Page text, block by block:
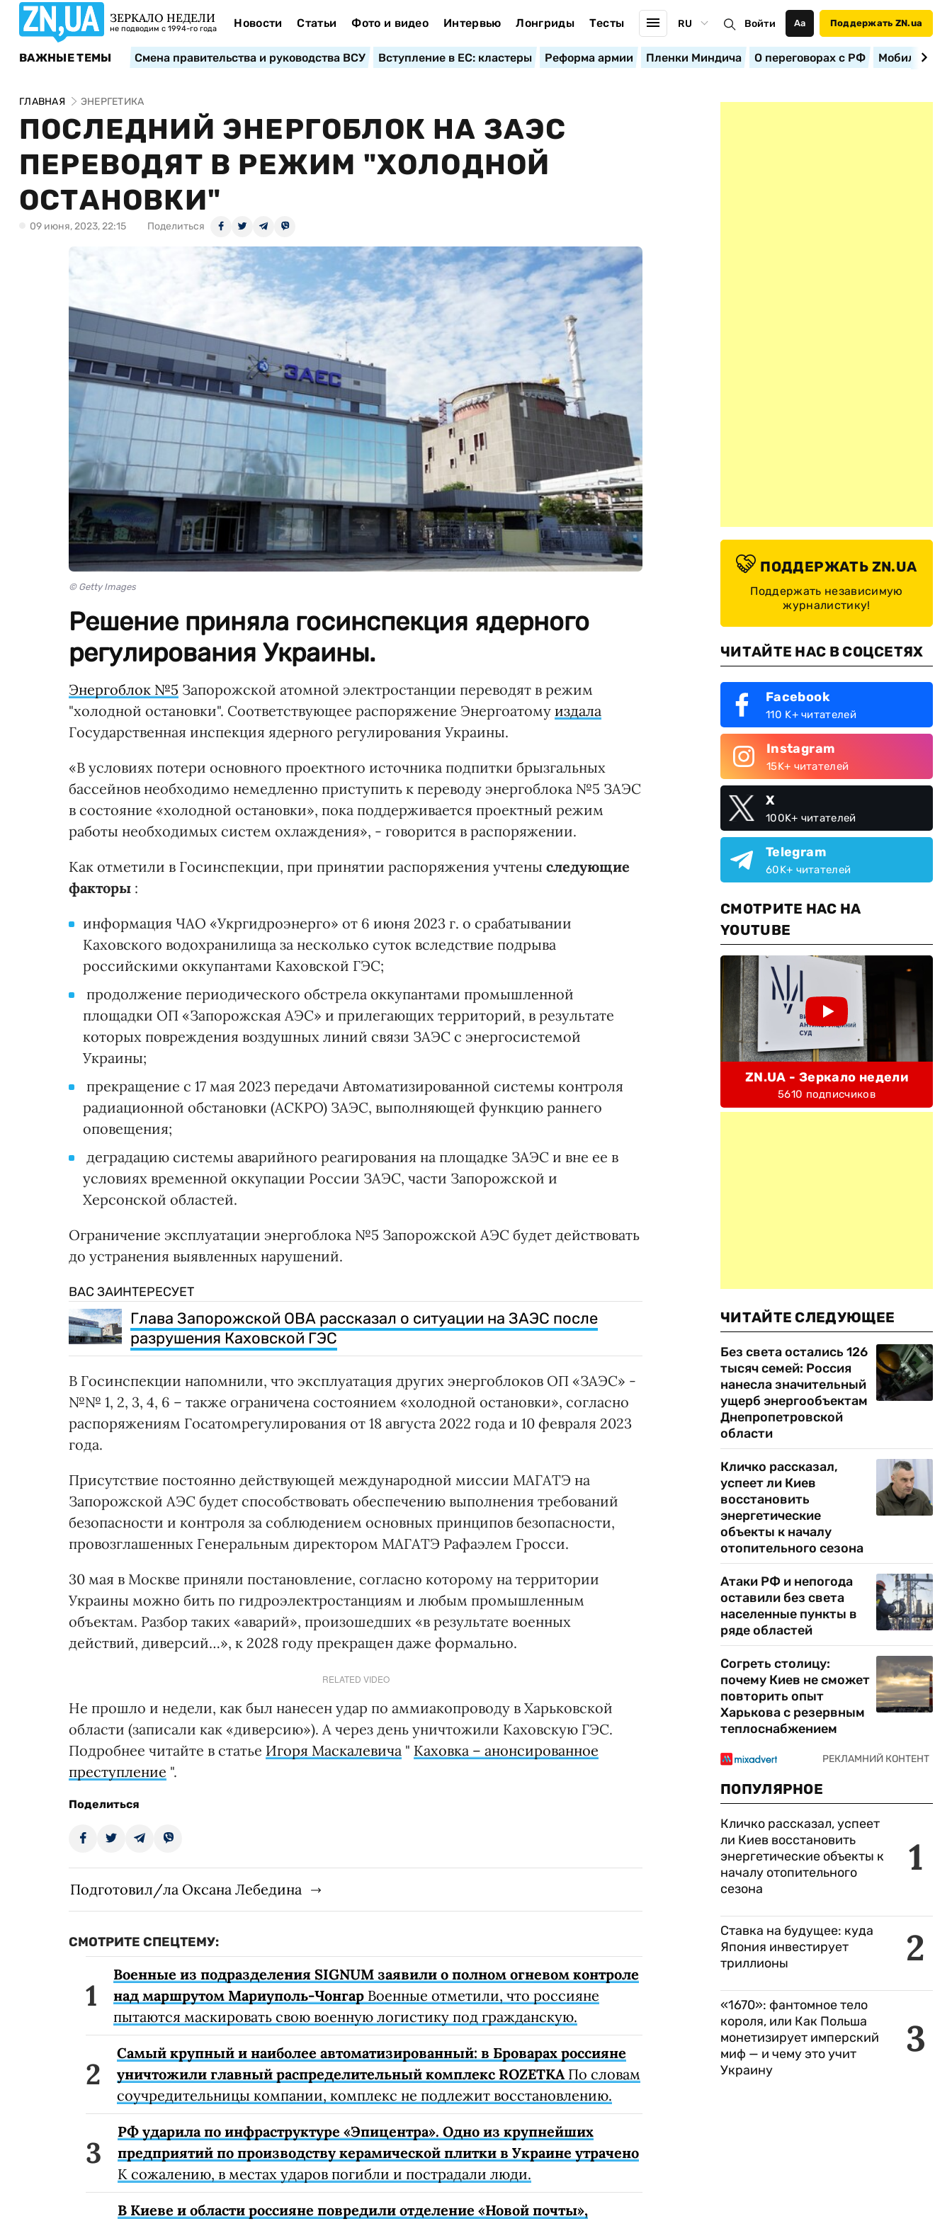
ЗЕРКАЛО НЕДЕЛИ
не подводим с 1994-го года Новости Статьи Фото и видео Интервью Лонгриды Тесты RU Войти Аа Поддержать ZN.ua
ВАЖНЫЕ ТЕМЫ Смена правительства и руководства ВСУ Вступление в ЕС: кластеры Реформа армии Пленки Миндича О переговорах с РФ
ГЛАВНАЯ ЭНЕРГЕТИКА
ПОСЛЕДНИЙ ЭНЕРГОБЛОК НА ЗАЭС
ПЕРЕВОДЯТ В РЕЖИМ "ХОЛОДНОЙ
ОСТАНОВКИ"
09 июня, 2023, 22:15 Поделиться
© Getty Images
Решение приняла госинспекция ядерного
регулирования Украины.
Энергоблок №5 Запорожской атомной электростанции переводят в режим
"холодной остановки". Соответствующее распоряжение Энергоатому издала
Государственная инспекция ядерного регулирования Украины.
«В условиях потери основного проектного источника подпитки брызгальных
бассейнов необходимо немедленно приступить к переводу энергоблока №5 ЗАЭС
в состояние «холодной остановки», пока поддерживается проектный режим
работы необходимых систем охлаждения», - говорится в распоряжении.
Как отметили в Госинспекции, при принятии распоряжения учтены следующие
факторы :
информация ЧАО «Укргидроэнерго» от 6 июня 2023 г. о срабатывании
Каховского водохранилища за несколько суток вследствие подрыва
российскими оккупантами Каховской ГЭС;
продолжение периодического обстрела оккупантами промышленной
площадки ОП «Запорожская АЭС» и прилегающих территорий, в результате
которых повреждения воздушных линий связи ЗАЭС с энергосистемой
Украины;
прекращение с 17 мая 2023 передачи Автоматизированной системы контроля
радиационной обстановки (АСКРО) ЗАЭС, выполняющей функцию раннего
оповещения;
деградацию системы аварийного реагирования на площадке ЗАЭС и вне ее в
условиях временной оккупации России ЗАЭС, части Запорожской и
Херсонской областей.
Ограничение эксплуатации энергоблока №5 Запорожской АЭС будет действовать
до устранения выявленных нарушений.
ВАС ЗАИНТЕРЕСУЕТ
Глава Запорожской ОВА рассказал о ситуации на ЗАЭС после
разрушения Каховской ГЭС
В Госинспекции напомнили, что эксплуатация других энергоблоков ОП «ЗАЭС» -
№№ 1, 2, 3, 4, 6 – также ограничена состоянием «холодной остановки», согласно
распоряжениям Госатомрегулирования от 18 августа 2022 года и 10 февраля 2023
года.
Присутствие постоянно действующей международной миссии МАГАТЭ на
Запорожской АЭС будет способствовать обеспечению выполнения требований
безопасности и контроля за соблюдением основных принципов безопасности,
провозглашенных Генеральным директором МАГАТЭ Рафаэлем Гросси.
30 мая в Москве приняли постановление, согласно которому на территории
Украины можно бить по гидроэлектростанциям и любым промышленным
объектам. Разбор таких «аварий», произошедших «в результате военных
действий, диверсий…», к 2028 году прекращен даже формально.
RELATED VIDEO
Не прошло и недели, как был нанесен удар по аммиакопроводу в Харьковской
области (записали как «диверсию»). А через день уничтожили Каховскую ГЭС.
Подробнее читайте в статье Игоря Маскалевича " Каховка – анонсированное
преступление ".
Поделиться
Подготовил/ла Оксана Лебедина
СМОТРИТЕ СПЕЦТЕМУ:
Военные из подразделения SIGNUM заявили о полном огневом контроле
над маршрутом Мариуполь-Чонгар Военные отметили, что россияне
пытаются маскировать свою военную логистику под гражданскую.
Самый крупный и наиболее автоматизированный: в Броварах россияне
уничтожили главный распределительный комплекс ROZETKAПо словам
соучредительницы компании, комплекс не подлежит восстановлению.
РФ ударила по инфраструктуре «Эпицентра». Одно из крупнейших
предприятий по производству керамической плитки в Украине утрачено
К сожалению, в местах ударов погибли и пострадали люди.
В Киеве и области россияне повредили отделение «Новой почты»,
ПОДДЕРЖАТЬ ZN.UA
Поддержать независимую
журналистику!
ЧИТАЙТЕ НАС В СОЦСЕТЯХ
Facebook
110 K+ читателей
Instagram
15K+ читателей
X
100K+ читателей
Telegram
60K+ читателей
СМОТРИТЕ НАС НА
YOUTUBE
ZN.UA - Зеркало недели
5610 подписчиков
ЧИТАЙТЕ СЛЕДУЮЩЕЕ
Без света остались 126
тысяч семей: Россия
нанесла значительный
ущерб энергообъектам
Днепропетровской
области
Кличко рассказал,
успеет ли Киев
восстановить
энергетические
объекты к началу
отопительного сезона
Атаки РФ и непогода
оставили без света
населенные пункты в
ряде областей
Согреть столицу:
почему Киев не сможет
повторить опыт
Харькова с резервным
теплоснабжением
ПОПУЛЯРНОЕ
1
Кличко рассказал, успеет
ли Киев восстановить
энергетические объекты к
началу отопительного
сезона
2
Ставка на будущее: куда
Япония инвестирует
триллионы
3
«1670»: фантомное тело
короля, или Как Польша
монетизирует имперский
миф — и чему это учит
Украину